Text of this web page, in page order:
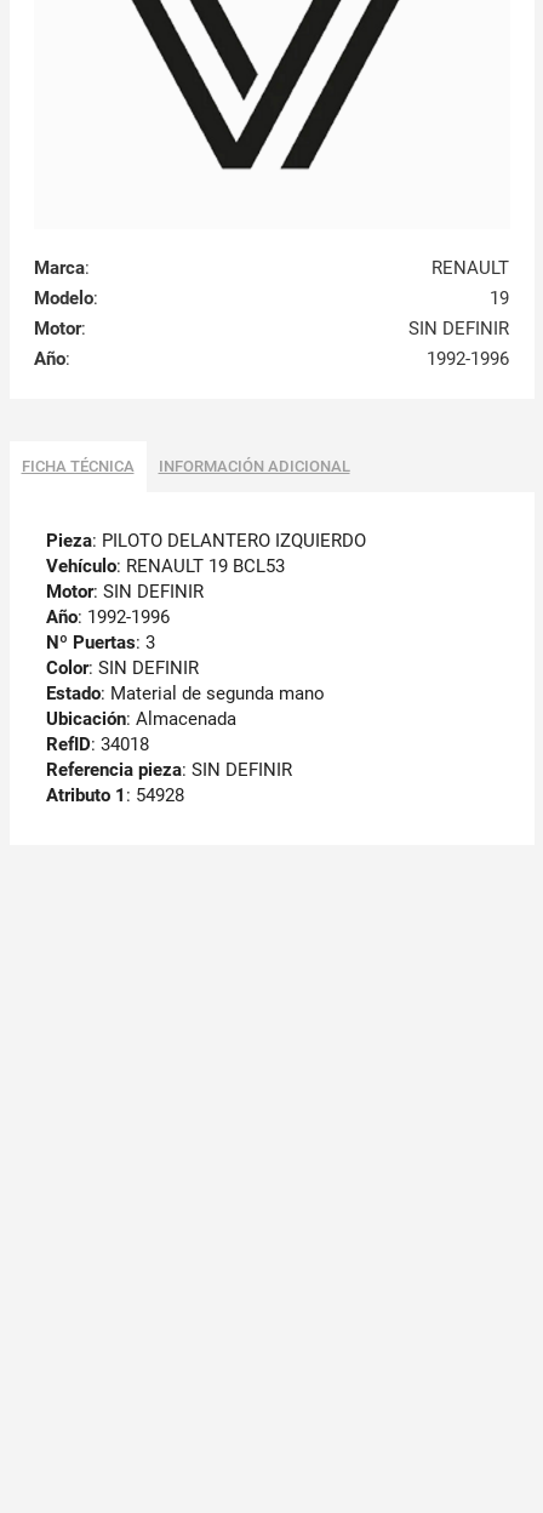
Marca:
RENAULT
Modelo:
19
Motor:
SIN DEFINIR
Año: 1992-1996
FICHA TÉCNICA INFORMACIÓN ADICIONAL
Pieza: PILOTO DELANTERO IZQUIERDO
Vehículo: RENAULT 19 BCL53
Motor: SIN DEFINIR
Año: 1992-1996
Nº Puertas: 3
Color: SIN DEFINIR
Estado: Material de segunda mano
Ubicación: Almacenada
RefID: 34018
Referencia pieza: SIN DEFINIR
Atributo 1 : 54928